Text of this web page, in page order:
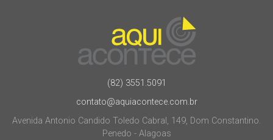
(82) 3551.5091
contato@aquiacontece.com.br
Avenida Antonio Candido Toledo Cabral, 149, Dom Constantino.
Penedo - Alagoas